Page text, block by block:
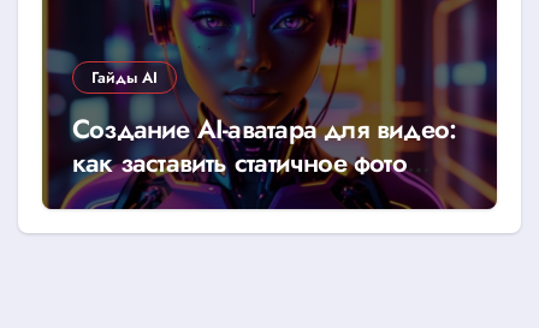
Гайды AI
Создание AI-аватара для видео:
как заставить статичное фото
говорить